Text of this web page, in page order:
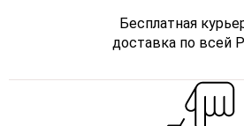
Бесплатная
доставка по всей